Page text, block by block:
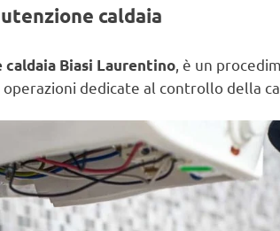
caldaia
caldaia Biasi Laurentino , è un
dedicate al controllo della